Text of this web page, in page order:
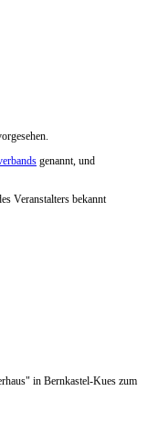
genannt, und
Veranstalters bekannt
in Bernkastel-Kues zum